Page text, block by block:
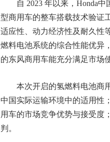
自 2023 年以来，Honda
型商用车的整车搭载技术验证
适应性、动力经济性及耐久性
燃料电池系统的综合性能优异
的东风商用车能充分满足市场
本次开启的氢燃料电池商
中国实际运输环境中的适用性
用车的市场竞争优势与接受度
判。